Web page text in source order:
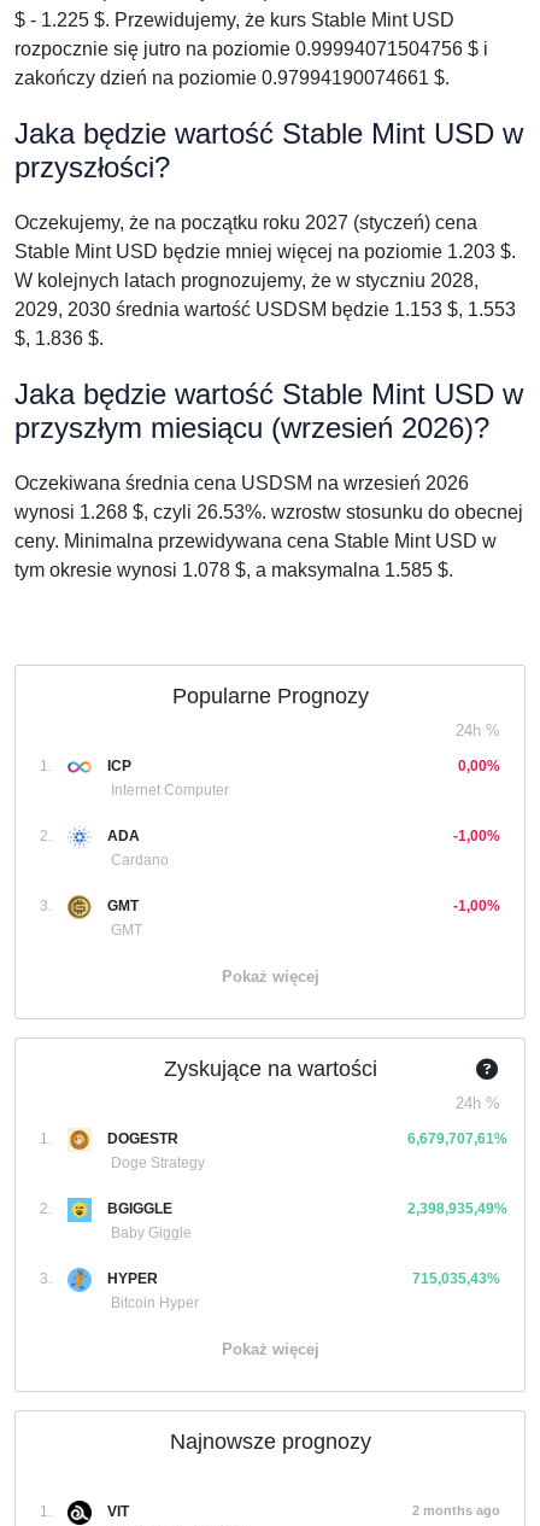
$ - 1.225 $. Przewidujemy, że kurs Stable Mint USD
rozpocznie się jutro na poziomie 0.99994071504756 $ i
zakończy dzień na poziomie 0.97994190074661 $.
Jaka będzie wartość Stable Mint USD w
przyszłości?
Oczekujemy, że na początku roku 2027 (styczeń) cena
Stable Mint USD będzie mniej więcej na poziomie 1.203 $.
W kolejnych latach prognozujemy, że w styczniu 2028,
2029, 2030 średnia wartość USDSM będzie 1.153 $, 1.553
$, 1.836 $.
Jaka będzie wartość Stable Mint USD w
przyszłym miesiącu (wrzesień 2026)?
Oczekiwana średnia cena USDSM na wrzesień 2026
wynosi 1.268 $, czyli 26.53%. wzrostw stosunku do obecnej
ceny. Minimalna przewidywana cena Stable Mint USD w
tym okresie wynosi 1.078 $, a maksymalna 1.585 $.
Popularne Prognozy
24h %
1.
ICP
Internet Computer
0,00%
2.
ADA
Cardano
-1,00%
3.
GMT
GMT
-1,00%
Pokaż więcej
Zyskujące na wartości
24h %
1.
DOGESTR
Doge Strategy
6,679,707,61%
2.
BGIGGLE
Baby Giggle
2,398,935,49%
3.
HYPER
Bitcoin Hyper
715,035,43%
Pokaż więcej
Najnowsze prognozy
1.
VIT
2 months ago